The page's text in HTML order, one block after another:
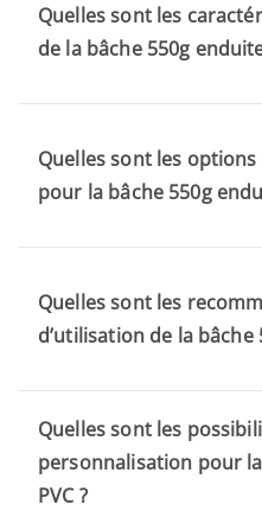
Quelles sont les
de la bâche 550g
Quelles sont les
pour la bâche 550g
Quelles sont les
d’utilisation de la bâche
Quelles sont les
personnalisation pour
PVC ?